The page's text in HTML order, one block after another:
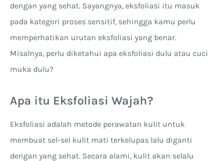
dengan yang sehat. Sayangnya, eksfoliasi itu masuk
pada kategori proses sensitif, sehingga kamu perlu
memperhatikan urutan eksfoliasi yang benar.
Misalnya, perlu diketahui apa eksfoliasi dulu atau cuci
muka dulu?
Apa itu Eksfoliasi Wajah?
Eksfoliasi adalah metode perawatan kulit untuk
membuat sel-sel kulit mati terkelupas lalu diganti
dengan yang sehat. Secara alami, kulit akan selalu